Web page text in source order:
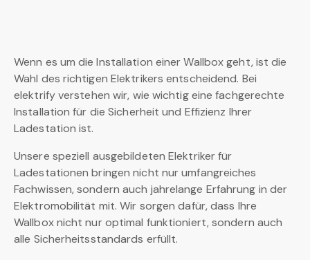
Wenn es um die Installation einer Wallbox geht, ist die
Wahl des richtigen Elektrikers entscheidend. Bei
elektrify verstehen wir, wie wichtig eine fachgerechte
Installation für die Sicherheit und Effizienz Ihrer
Ladestation ist.
Unsere speziell ausgebildeten Elektriker für
Ladestationen bringen nicht nur umfangreiches
Fachwissen, sondern auch jahrelange Erfahrung in der
Elektromobilität mit. Wir sorgen dafür, dass Ihre
Wallbox nicht nur optimal funktioniert, sondern auch
alle Sicherheitsstandards erfüllt.